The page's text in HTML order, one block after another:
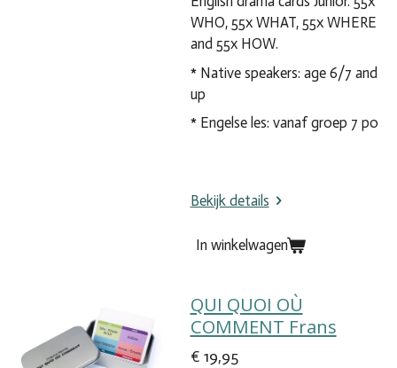
WHO, 55x WHAT, 55x WHERE
and 55x HOW.
* Native speakers: age 6/7 and
up
* Engelse les: vanaf groep 7 po
Bekijk details
In winkelwagen
QUI QUOI OÙ
COMMENT Frans
€ 19,95